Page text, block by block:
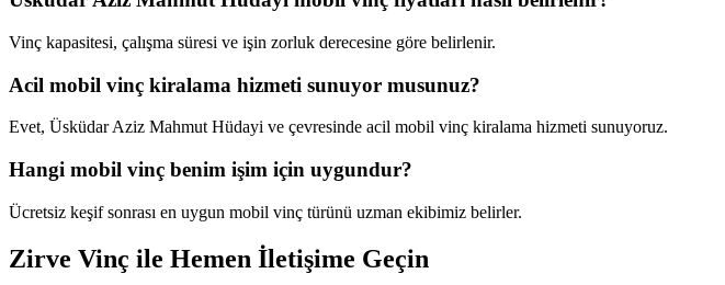
Vinç kapasitesi, çalışma süresi ve işin zorluk derecesine göre belirlenir.
Acil mobil vinç kiralama hizmeti sunuyor musunuz?
Evet, Üsküdar Aziz Mahmut Hüdayi ve çevresinde acil mobil vinç kiralama hizmeti sunuyoruz.
Hangi mobil vinç benim işim için uygundur?
Ücretsiz keşif sonrası en uygun mobil vinç türünü uzman ekibimiz belirler.
Zirve Vinç ile Hemen İletişime Geçin